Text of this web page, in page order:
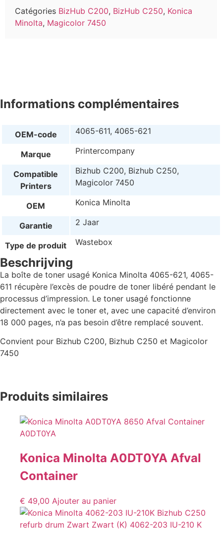
Catégories BizHub C200, BizHub C250, Konica
Minolta, Magicolor 7450
Informations complémentaires
OEM-code 4065-611, 4065-621
Marque Printercompany
Compatible
Printers
Bizhub C200, Bizhub C250,
Magicolor 7450
OEM Konica Minolta
Garantie 2 Jaar
Type de produit Wastebox
Beschrijving
La boîte de toner usagé Konica Minolta 4065-621, 4065-
611 récupère l’excès de poudre de toner libéré pendant le
processus d’impression. Le toner usagé fonctionne
directement avec le toner et, avec une capacité d’environ
18 000 pages, n’a pas besoin d’être remplacé souvent.
Convient pour Bizhub C200, Bizhub C250 et Magicolor
7450
Produits similaires
Konica Minolta A0DT0YA Afval
Container
€ 49,00 Ajouter au panier